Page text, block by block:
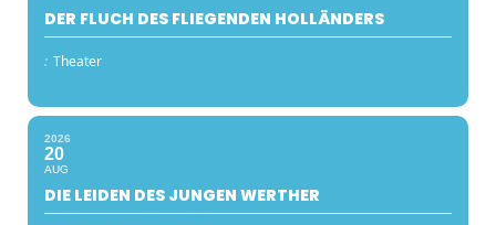
DER FLUCH DES FLIEGENDEN HOLLÄNDERS
: Theater
2026
20
AUG
DIE LEIDEN DES JUNGEN WERTHER